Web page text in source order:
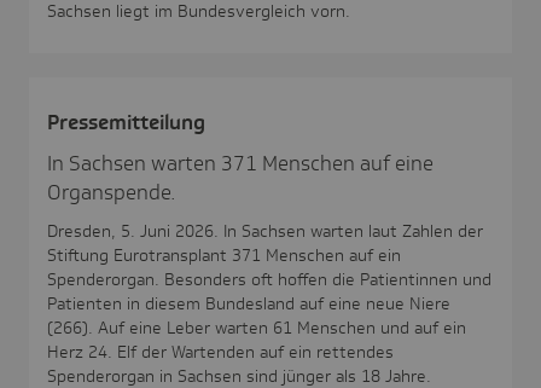
Sachsen liegt im Bundesvergleich vorn.
Pres­se­mit­tei­lung
In Sachsen warten 371 Menschen auf eine
Organspende.
Dresden, 5. Juni 2026. In Sachsen warten laut Zahlen der
Stiftung Eurotransplant 371 Menschen auf ein
Spenderorgan. Besonders oft hoffen die Patientinnen und
Patienten in diesem Bundesland auf eine neue Niere
(266). Auf eine Leber warten 61 Menschen und auf ein
Herz 24. Elf der Wartenden auf ein rettendes
Spenderorgan in Sachsen sind jünger als 18 Jahre.